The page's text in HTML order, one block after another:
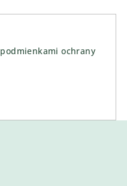
podmienkami ochrany